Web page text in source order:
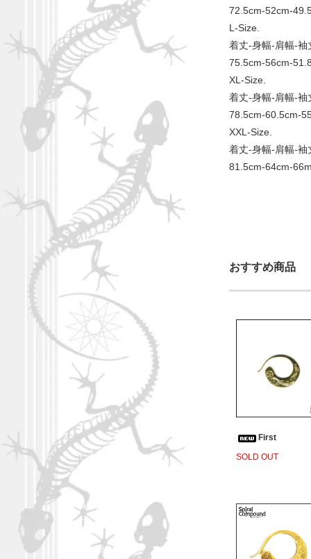
72.5cm-52cm-
L-Size.
着丈-身幅-肩幅-袖
75.5cm-56cm-
XL-Size.
着丈-身幅-肩幅-袖
78.5cm-60.5cm-
XXL-Size.
着丈-身幅-肩幅-袖
81.5cm-64cm-
おすすめ商品
First
SOLD OUT